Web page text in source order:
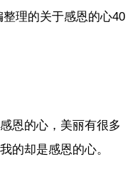
理的关于感恩的心40
的心，美丽有很多
却是感恩的心。